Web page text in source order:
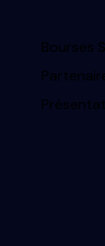
Bourses